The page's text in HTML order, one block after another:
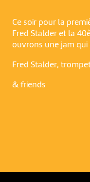
NOUS UTILISONS DES
Ce soir pour la
Fred Stalder et la
ouvrons une jam qui
Fred Stalder,
& friends